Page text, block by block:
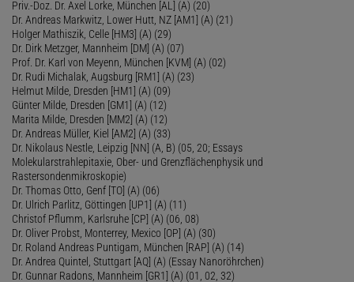
Priv.-Doz. Dr. Axel Lorke, München [AL] (A) (20)
Dr. Andreas Markwitz, Lower Hutt, NZ [AM1] (A) (21)
Holger Mathiszik, Celle [HM3] (A) (29)
Dr. Dirk Metzger, Mannheim [DM] (A) (07)
Prof. Dr. Karl von Meyenn, München [KVM] (A) (02)
Dr. Rudi Michalak, Augsburg [RM1] (A) (23)
Helmut Milde, Dresden [HM1] (A) (09)
Günter Milde, Dresden [GM1] (A) (12)
Marita Milde, Dresden [MM2] (A) (12)
Dr. Andreas Müller, Kiel [AM2] (A) (33)
Dr. Nikolaus Nestle, Leipzig [NN] (A, B) (05, 20; Essays
Molekularstrahlepitaxie, Ober- und Grenzflächenphysik und
Rastersondenmikroskopie)
Dr. Thomas Otto, Genf [TO] (A) (06)
Dr. Ulrich Parlitz, Göttingen [UP1] (A) (11)
Christof Pflumm, Karlsruhe [CP] (A) (06, 08)
Dr. Oliver Probst, Monterrey, Mexico [OP] (A) (30)
Dr. Roland Andreas Puntigam, München [RAP] (A) (14)
Dr. Andrea Quintel, Stuttgart [AQ] (A) (Essay Nanoröhrchen)
Dr. Gunnar Radons, Mannheim [GR1] (A) (01, 02, 32)